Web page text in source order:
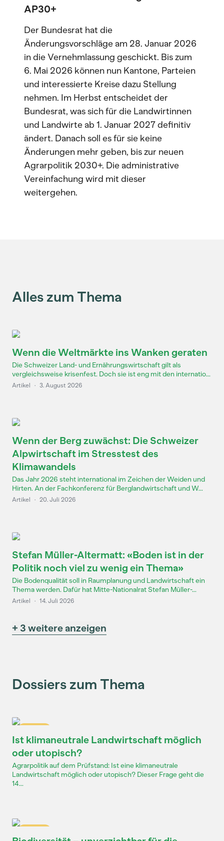
AP30+
Der Bundesrat hat die
Änderungsvorschläge am 28. Januar 2026
in die Vernehmlassung geschickt. Bis zum
6. Mai 2026 können nun Kantone, Parteien
und interessierte Kreise dazu Stellung
nehmen. Im Herbst entscheidet der
Bundesrat, was sich für die Landwirtinnen
und Landwirte ab 1. Januar 2027 definitiv
ändert. Danach soll es für sie keine
Änderungen mehr geben, bis zur neuen
Agrarpolitik 2030+. Die administrative
Vereinfachung wird mit dieser
weitergehen.
Alles zum Thema
Wenn die Weltmärkte ins Wanken geraten
Die Schweizer Land- und Ernährungswirtschaft gilt als
vergleichsweise krisenfest. Doch sie ist eng mit den internatio...
Artikel · 3. August 2026
Wenn der Berg zuwächst: Die Schweizer
Alpwirtschaft im Stresstest des
Klimawandels
Das Jahr 2026 steht international im Zeichen der Weiden und
Hirten. An der Fachkonferenz für Berglandwirtschaft und W...
Artikel · 20. Juli 2026
Stefan Müller-Altermatt: «Boden ist in der
Politik noch viel zu wenig ein Thema»
Die Bodenqualität soll in Raumplanung und Landwirtschaft ein
Thema werden. Dafür hat Mitte-Nationalrat Stefan Müller-...
Artikel · 14. Juli 2026
+ 3 weitere anzeigen
Dossiers zum Thema
Ist klimaneutrale Landwirtschaft möglich
oder utopisch?
Agrarpolitik auf dem Prüfstand: Ist eine klimaneutrale
Landwirtschaft möglich oder utopisch? Dieser Frage geht die
14...